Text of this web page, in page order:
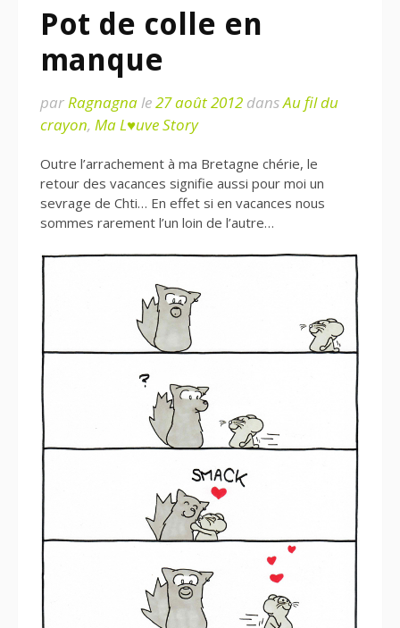
Pot de colle en
manque
parRagnagnale27 août 2012 dansAu fil du
crayon, Ma L♥uve Story
Outre l’arrachement à ma Bretagne chérie, le
retour des vacances signifie aussi pour moi un
sevrage de Chti… En effet si en vacances nous
sommes rarement l’un loin de l’autre…